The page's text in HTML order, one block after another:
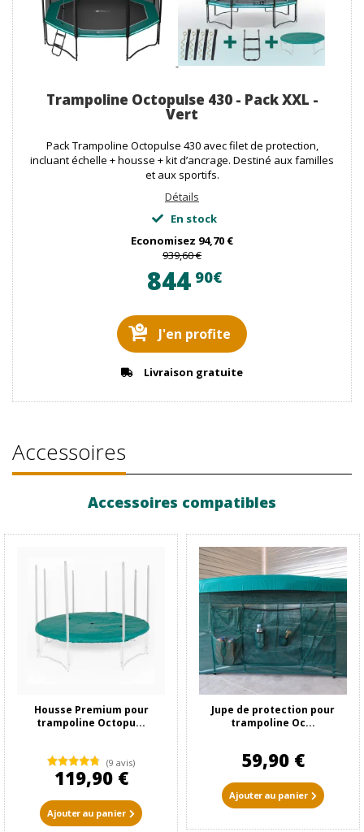
Trampoline Octopulse 430 - Pack XXL -
Vert
Pack Trampoline Octopulse 430 avec filet de protection,
incluant échelle + housse + kit d’ancrage. Destiné aux familles
et aux sportifs.
Détails
En stock
Economisez 94,70 €
939,60 €
844 90€
J'en profite
Livraison gratuite
Accessoires
Accessoires compatibles
Housse Premium pour
trampoline Octopu...
(9 avis)
119,90 €
Ajouter au panier
Jupe de protection pour
trampoline Oc...
59,90 €
Ajouter au panier